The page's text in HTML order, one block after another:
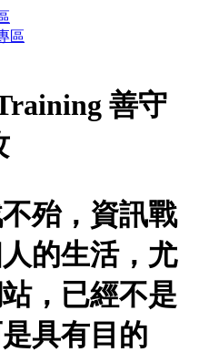
區
善守
殆，資訊戰
的生活，尤
，已經不是
具有目的